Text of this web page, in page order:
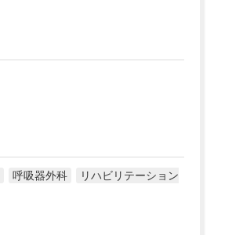
呼吸器外科
リハビリテーション